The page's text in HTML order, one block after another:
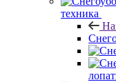
техника